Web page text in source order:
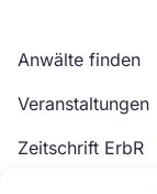
Anwälte finden
Veranstaltungen
Zeitschrift ErbR